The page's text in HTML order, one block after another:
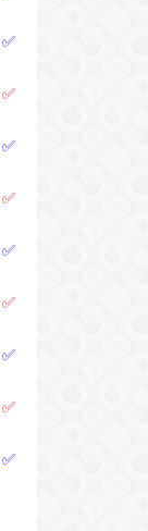
✅
✅
✅
✅
✅
✅
✅
✅
✅